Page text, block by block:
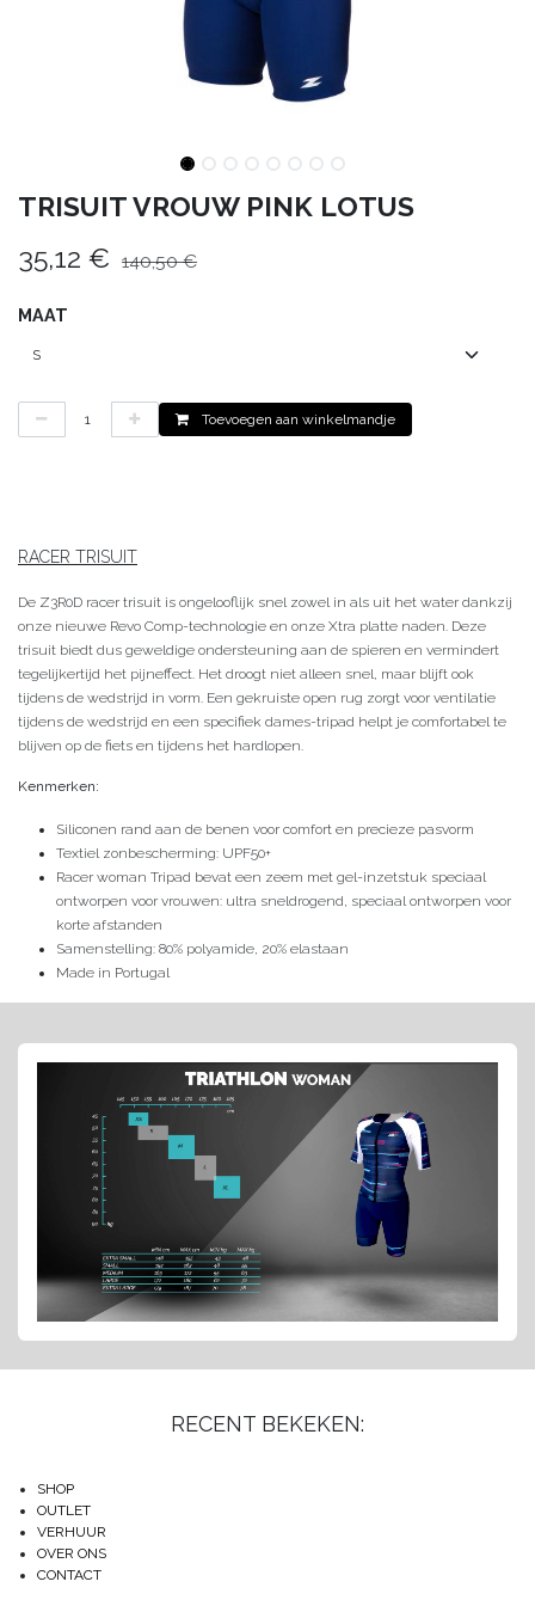
TRISUIT VROUW PINK LOTUS
35,12 € 140,50€
MAAT
Toevoegen aan winkelmandje
RACER TRISUIT
De Z3R0D racer trisuit is ongelooflijk snel zowel in als uit het water dankzij
onze nieuwe Revo Comp-technologie en onze Xtra platte naden. Deze
trisuit biedt dus geweldige ondersteuning aan de spieren en vermindert
tegelijkertijd het pijneffect. Het droogt niet alleen snel, maar blijft ook
tijdens de wedstrijd in vorm. Een gekruiste open rug zorgt voor ventilatie
tijdens de wedstrijd en een specifiek dames-tripad helpt je comfortabel te
blijven op de fiets en tijdens het hardlopen.
Kenmerken:
Siliconen rand aan de benen voor comfort en precieze pasvorm
Textiel zonbescherming: UPF50+
Racer woman Tripad bevat een zeem met gel-inzetstuk speciaal
ontworpen voor vrouwen: ultra sneldrogend, speciaal ontworpen voor
korte afstanden
Samenstelling: 80% polyamide, 20% elastaan
Made in Portugal
RECENT BEKEKEN:
SHOP
OUTLET
VERHUUR
OVER ONS
CONTACT